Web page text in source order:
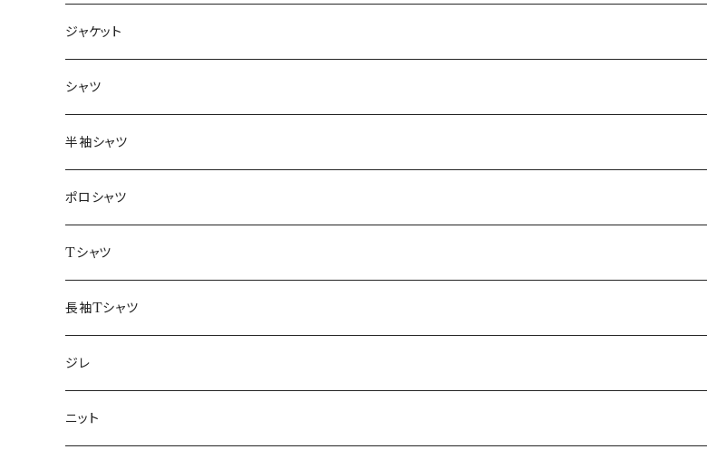
ジャケット
～44/S
46/M
48/L
50/XL～
シャツ
～44/S
46/M
48/L
50/XL～
半袖シャツ
～44/S
46/M
48/L
50/XL～
ポロシャツ
～44/S
46/M
48/L
50/XL～
Tシャツ
～44/S
46/M
48/L
長袖Tシャツ
～44/S
46/M
ジレ
～44/S
ニット